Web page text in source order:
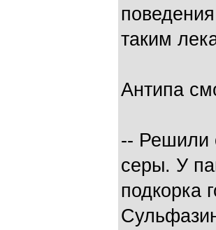
таким
Антипа
-- Решили
серы. У
подкорка